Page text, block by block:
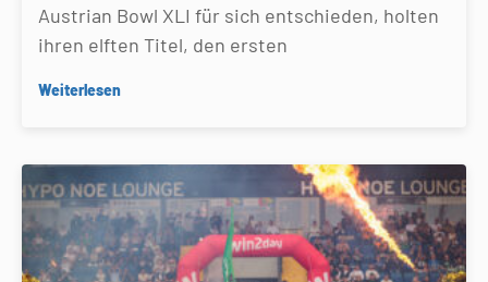
Austrian Bowl XLI für sich entschieden, holten
ihren elften Titel, den ersten
Weiterlesen